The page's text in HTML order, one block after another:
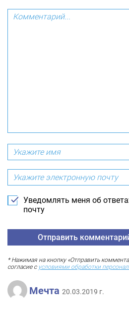
Уведомлять меня об
почту
* Нажимая на кнопку «Отправить
согласие с условиями обработки
Мечта 20.03.2019 г.